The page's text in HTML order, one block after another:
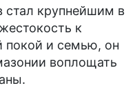
стал крупнейшим в
к
покой и семью, он
воплощать